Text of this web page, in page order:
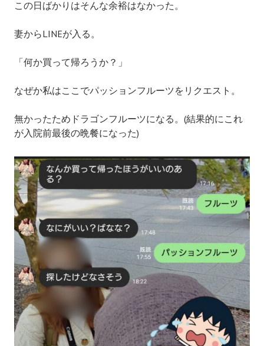
この日ばかりはそんな余裕はなかった。
妻からLINEが入る。
「何か買って帰ろうか？」
なぜか私はここでパッションフルーツをリクエスト。
無かったためドラゴンフルーツになる。(結果的にこれ
が入院前最後の晩餐になった)